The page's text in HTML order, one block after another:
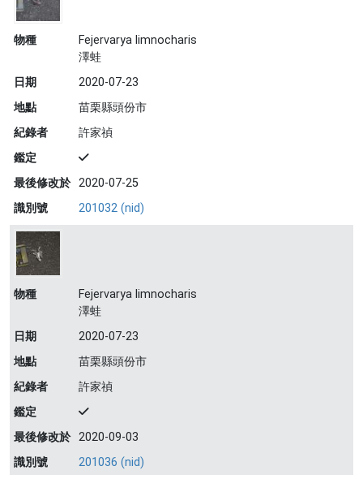
物種
Fejervarya limnocharis
澤蛙
日期
2020-07-23
地點
苗栗縣頭份市
紀錄者
許家禎
鑑定
最後修改於 2020-07-25
識別號
201032 (nid)
物種
Fejervarya limnocharis
澤蛙
日期
2020-07-23
地點
苗栗縣頭份市
紀錄者
許家禎
鑑定
最後修改於 2020-09-03
識別號
201036 (nid)